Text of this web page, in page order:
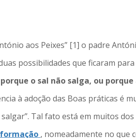
aos Peixes” [1] o padre
possibilidades que ficaram
porque o sal não salga, ou
à adoção das Boas práticas é
Tal fato está em muitos
, nomeadamente no que